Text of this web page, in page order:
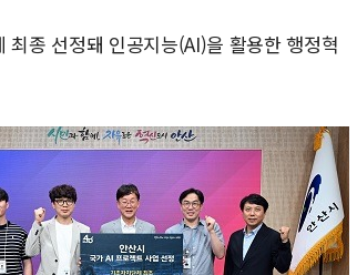
종 선정돼 인공지능(AI)을 활용한 행정혁